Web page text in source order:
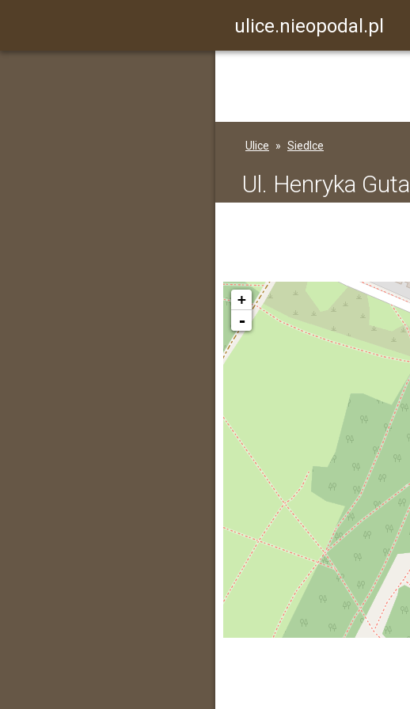
ulice.nieopodal.pl
Ulice Siedlce
Ul. Henryka Guta
+
-